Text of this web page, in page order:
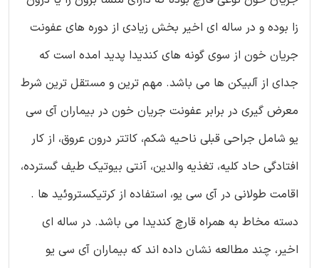
زا بوده و در ساله ای اخیر بخش زیادی از دوره های عفونت
جریان خون از سوی گونه های کندیدا پدید امده است که
جدای از آلبیکن ها می باشد. مهم ترین و مستقل ترین شرط
معرض گیری در برابر عفونت جریان خون در بیماران آی سی
یو شامل جراحی قبلی ناحیه شکم، کاتتر درون عروق، از کار
افتادگی حاد کلیه، تغذیه والدین، آنتی بیوتیک طیف گسترده،
اقامت طولانی در آی سی یو، استفاده از کرتیکستروئید ها .
دسته مخاط به همراه قارچ کندیدا می باشد. در ساله ای
اخیر، چند مطالعه نشان داده اند که بیماران آی سی یو